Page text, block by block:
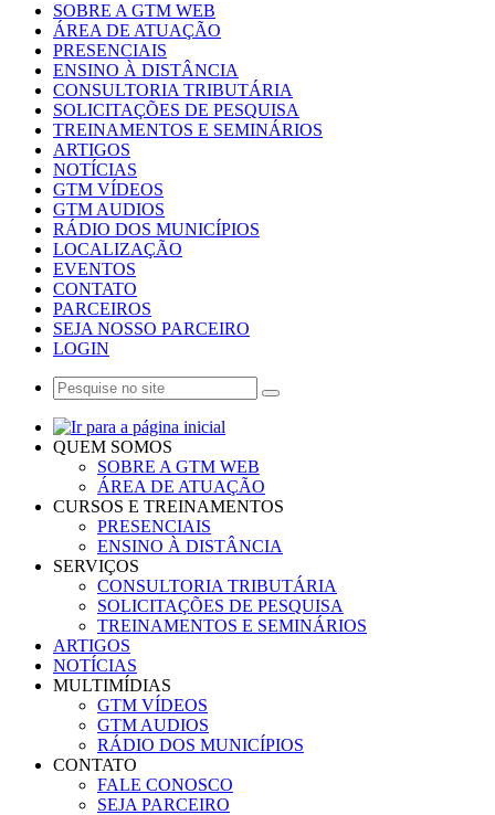
SOBRE A GTM WEB
ÁREA DE ATUAÇÃO
PRESENCIAIS
ENSINO À DISTÂNCIA
CONSULTORIA TRIBUTÁRIA
SOLICITAÇÕES DE PESQUISA
TREINAMENTOS E SEMINÁRIOS
ARTIGOS
NOTÍCIAS
GTM VÍDEOS
GTM AUDIOS
RÁDIO DOS MUNICÍPIOS
LOCALIZAÇÃO
EVENTOS
CONTATO
PARCEIROS
SEJA NOSSO PARCEIRO
LOGIN
QUEM SOMOS
SOBRE A GTM WEB
ÁREA DE ATUAÇÃO
CURSOS E TREINAMENTOS
PRESENCIAIS
ENSINO À DISTÂNCIA
SERVIÇOS
CONSULTORIA TRIBUTÁRIA
SOLICITAÇÕES DE PESQUISA
TREINAMENTOS E SEMINÁRIOS
ARTIGOS
NOTÍCIAS
MULTIMÍDIAS
GTM VÍDEOS
GTM AUDIOS
RÁDIO DOS MUNICÍPIOS
CONTATO
FALE CONOSCO
SEJA PARCEIRO